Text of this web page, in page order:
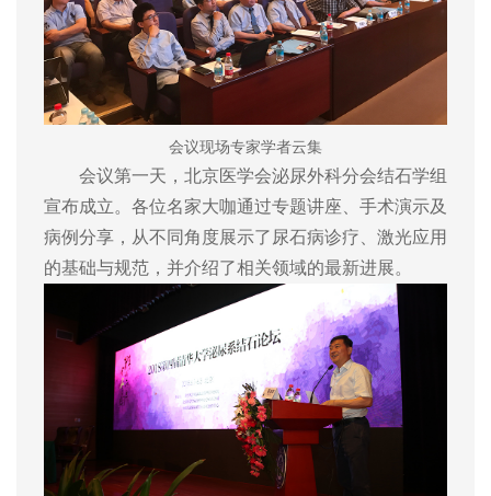
会议现场专家学者云集
会议第一天，北京医学会泌尿外科分会结石学组
宣布成立。各位名家大咖通过专题讲座、手术演示及
病例分享，从不同角度展示了尿石病诊疗、激光应用
的基础与规范，并介绍了相关领域的最新进展。